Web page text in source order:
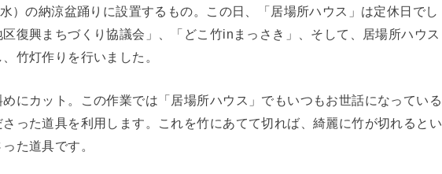
）の納涼盆踊りに設置するもの。この日、「居場所ハウス」は定休日でし
復興まちづくり協議会」、「どこ竹inまっさき」、そして、居場所ハウス
竹灯作りを行いました。
にカット。この作業では「居場所ハウス」でもいつもお世話になっている
った道具を利用します。これを竹にあてて切れば、綺麗に竹が切れるとい
た道具です。